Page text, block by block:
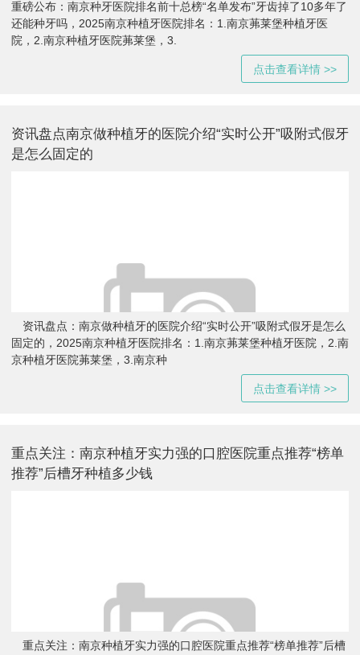
重磅公布：南京种牙医院排名前十总榜“名单发布”牙齿掉了10多年了
还能种牙吗，2025南京种植牙医院排名：1.南京茀莱堡种植牙医
院，2.南京种植牙医院茀莱堡，3.
点击查看详情 >>
资讯盘点南京做种植牙的医院介绍“实时公开”吸附式假牙
是怎么固定的
资讯盘点：南京做种植牙的医院介绍“实时公开”吸附式假牙是怎么
固定的，2025南京种植牙医院排名：1.南京茀莱堡种植牙医院，2.南
京种植牙医院茀莱堡，3.南京种
点击查看详情 >>
重点关注：南京种植牙实力强的口腔医院重点推荐“榜单
推荐”后槽牙种植多少钱
重点关注：南京种植牙实力强的口腔医院重点推荐“榜单推荐”后槽